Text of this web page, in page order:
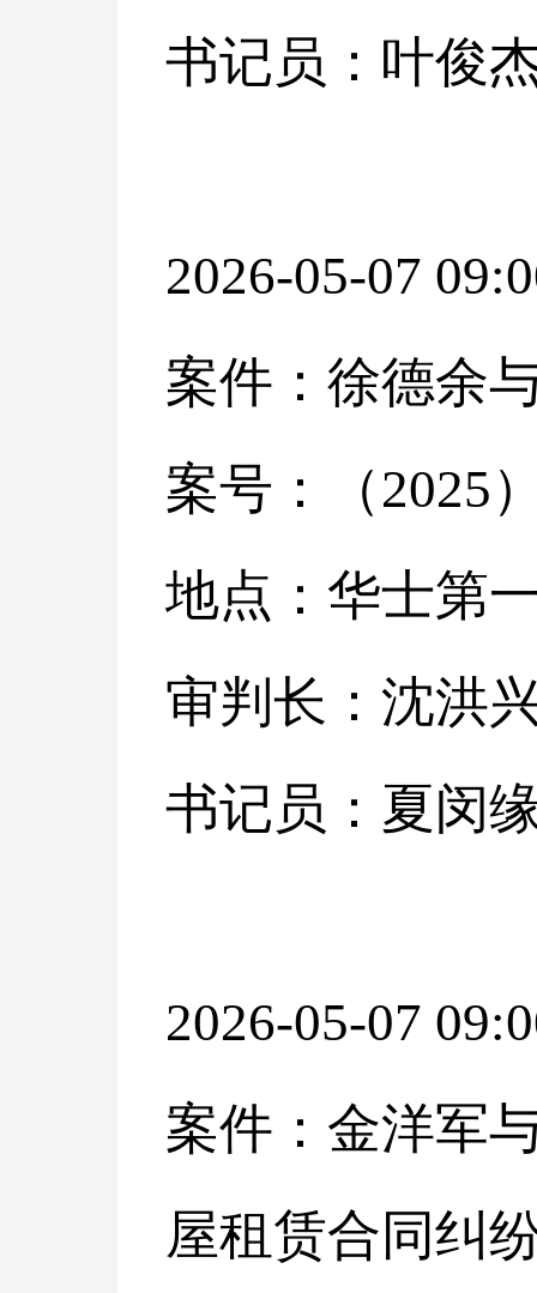
书记员：叶俊
2026-05-07
案件：徐德余
案号：（2025
地点：华士第
审判长：沈洪
书记员：夏闵
2026-05-07
案件：金洋军
屋租赁合同纠